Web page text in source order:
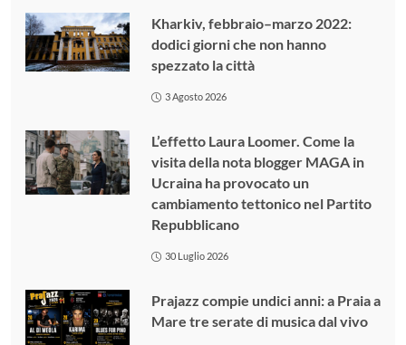
Kharkiv, febbraio–marzo 2022:
dodici giorni che non hanno
spezzato la città
3 Agosto 2026
L’effetto Laura Loomer. Come la
visita della nota blogger MAGA in
Ucraina ha provocato un
cambiamento tettonico nel Partito
Repubblicano
30 Luglio 2026
Prajazz compie undici anni: a Praia a
Mare tre serate di musica dal vivo